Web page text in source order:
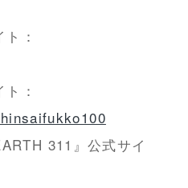
：
：
311』公式サイ